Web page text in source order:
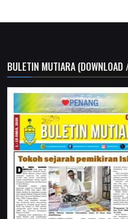
BULETIN MUTIARA